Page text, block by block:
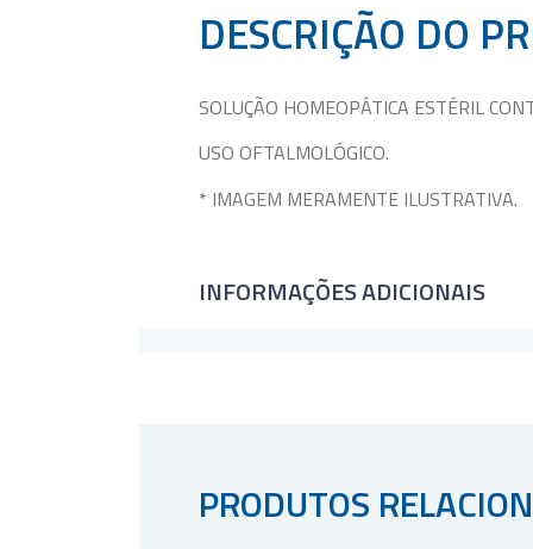
DESCRIÇÃO DO
SOLUÇÃO HOMEOPÁTICA ESTÉRIL
USO OFTALMOLÓGICO.
* IMAGEM MERAMENTE ILUSTRATIVA.
INFORMAÇÕES ADICIONAIS
PRODUTOS